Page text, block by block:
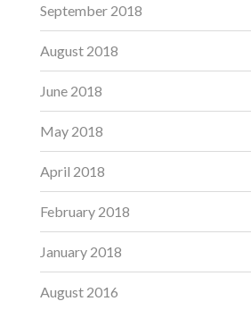
September 2018
August 2018
June 2018
May 2018
April 2018
February 2018
January 2018
August 2016